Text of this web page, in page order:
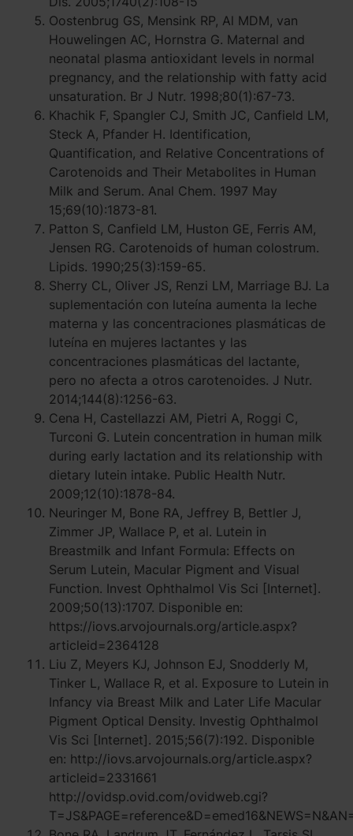
Oostenbrug GS, Mensink RP, Al MDM, van
Houwelingen AC, Hornstra G. Maternal and
neonatal plasma antioxidant levels in normal
pregnancy, and the relationship with fatty acid
unsaturation. Br J Nutr. 1998;80(1):67-73.
Khachik F, Spangler CJ, Smith JC, Canfield LM,
Steck A, Pfander H. Identification,
Quantification, and Relative Concentrations of
Carotenoids and Their Metabolites in Human
Milk and Serum. Anal Chem. 1997 May
15;69(10):1873-81.
Patton S, Canfield LM, Huston GE, Ferris AM,
Jensen RG. Carotenoids of human colostrum.
Lipids. 1990;25(3):159-65.
Sherry CL, Oliver JS, Renzi LM, Marriage BJ. La
suplementación con luteína aumenta la leche
materna y las concentraciones plasmáticas de
luteína en mujeres lactantes y las
concentraciones plasmáticas del lactante,
pero no afecta a otros carotenoides. J Nutr.
2014;144(8):1256-63.
Cena H, Castellazzi AM, Pietri A, Roggi C,
Turconi G. Lutein concentration in human milk
during early lactation and its relationship with
dietary lutein intake. Public Health Nutr.
2009;12(10):1878-84.
Neuringer M, Bone RA, Jeffrey B, Bettler J,
Zimmer JP, Wallace P, et al. Lutein in
Breastmilk and Infant Formula: Effects on
Serum Lutein, Macular Pigment and Visual
Function. Invest Ophthalmol Vis Sci [Internet].
2009;50(13):1707. Disponible en:
https://iovs.arvojournals.org/article.aspx?
articleid=2364128
Liu Z, Meyers KJ, Johnson EJ, Snodderly M,
Tinker L, Wallace R, et al. Exposure to Lutein in
Infancy via Breast Milk and Later Life Macular
Pigment Optical Density. Investig Ophthalmol
Vis Sci [Internet]. 2015;56(7):192. Disponible
en: http://iovs.arvojournals.org/article.aspx?
articleid=2331661
http://ovidsp.ovid.com/ovidweb.cgi?